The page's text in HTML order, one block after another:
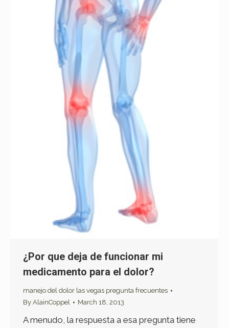
¿Por que deja de funcionar mi
medicamento para el dolor?
manejo del dolor las vegas pregunta frecuentes
By AlainCoppel March 18, 2013
A menudo, la respuesta a esa pregunta tiene